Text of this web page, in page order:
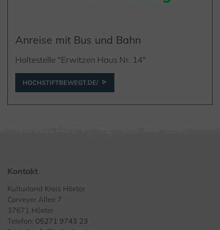
Anreise mit Bus und Bahn
Haltestelle "Erwitzen Haus Nr. 14"
HOCHSTIFTBEWEGT.DE/
Kontakt
Kulturland Kreis Höxter
Corveyer Allee 7
37671 Höxter
Telefon: 05271 9743 23